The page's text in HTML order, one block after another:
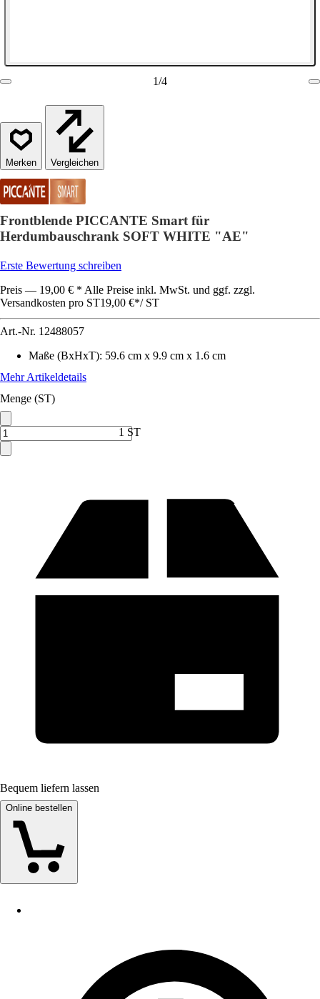
1/4
Vergleichen
Frontblende PICCANTE Smart für
Herdumbauschrank SOFT WHITE "AE"
Erste Bewertung schreiben
Preis — 19,00 € * Alle Preise inkl. MwSt. und ggf. zzgl.
Versandkosten pro ST19,00 €*/ ST
Art.-Nr. 12488057
Maße (BxHxT): 59.6 cm x 9.9 cm x 1.6 cm
Mehr Artikeldetails
Menge (ST)
1 ST
Bequem liefern lassen
Online bestellen